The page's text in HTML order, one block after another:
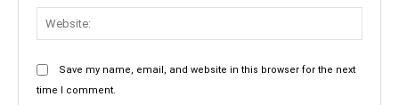
Save my name, email, and website in this browser for the next
time I comment.